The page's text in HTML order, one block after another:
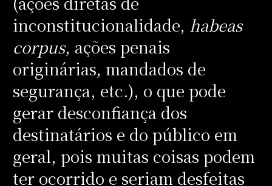
inconstitucionalidade, habeas
corpus, ações penais
originárias, mandados de
segurança, etc.), o que pode
gerar desconfiança dos
destinatários e do público em
geral, pois muitas coisas podem
ter ocorrido e seriam desfeitas